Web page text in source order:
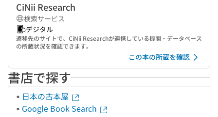
CiNii Research
検索サービス
デジタル
遷移先のサイトで、CiNii Researchが連携している機関・データベース
の所蔵状況を確認できます。
この本の所蔵を確認
書店で探す
日本の古本屋
Google Book Search